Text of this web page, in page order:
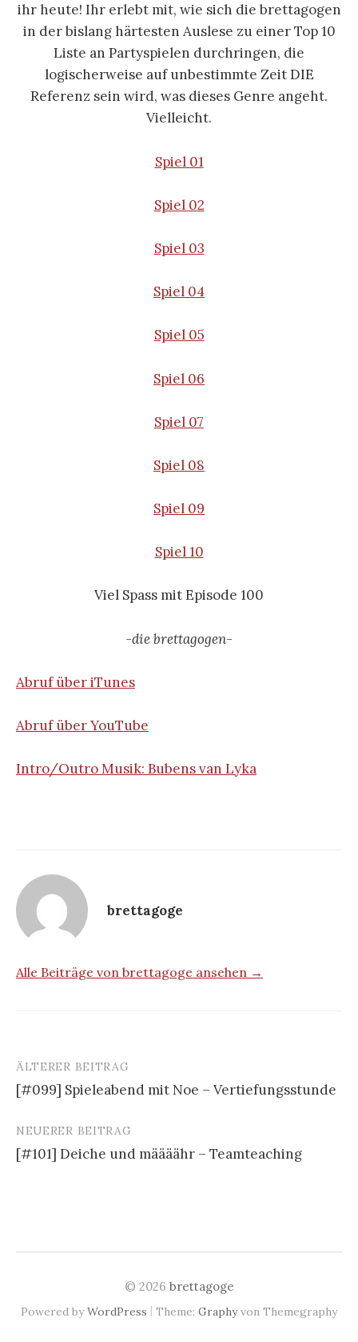
ihr heute! Ihr erlebt mit, wie sich die brettagogen
in der bislang härtesten Auslese zu einer Top 10
Liste an Partyspielen durchringen, die
logischerweise auf unbestimmte Zeit DIE
Referenz sein wird, was dieses Genre angeht.
Vielleicht.
Spiel 01
Spiel 02
Spiel 03
Spiel 04
Spiel 05
Spiel 06
Spiel 07
Spiel 08
Spiel 09
Spiel 10
Viel Spass mit Episode 100
-die brettagogen-
Abruf über iTunes
Abruf über YouTube
Intro/Outro Musik: Bubens van Lyka
brettagoge
Alle Beiträge von brettagoge ansehen →
Beitrags-
Navigation
ÄLTERER BEITRAG
[#099] Spieleabend mit Noe – Vertiefungsstunde
NEUERER BEITRAG
[#101] Deiche und määäähr – Teamteaching
© 2026 brettagoge
Powered byWordPress | Theme: Graphyvon Themegraphy